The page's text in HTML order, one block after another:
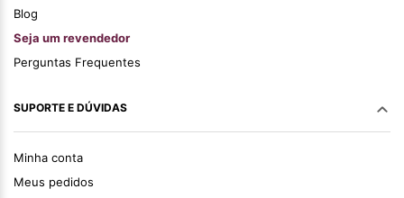
Blog
Seja um revendedor
Perguntas Frequentes
SUPORTE E DÚVIDAS
Minha conta
Meus pedidos